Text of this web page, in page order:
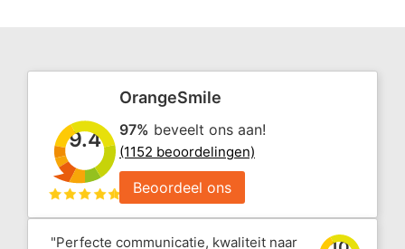
9.4
OrangeSmile
97% beveelt ons aan!
(1152 beoordelingen)
Beoordeel ons
"Perfecte communicatie, kwaliteit naar